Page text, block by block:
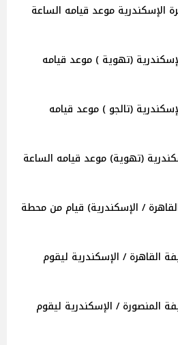
القاهرة الإسكندرية موعد قيامه الساعة
القاهرة الإسكندرية (تهوية ) موعد قيامه
القاهرة الإسكندرية (تالجو ) موعد قيامه
الإسكندرية (تهوية) موعد قيامه الساعة
(القاهرة / الإسكندرية) قيام من محطة
ثالثة مكيفة القاهرة / الإسكندرية ليقوم
ثالثة مكيفة المنصورة / الإسكندرية ليقوم